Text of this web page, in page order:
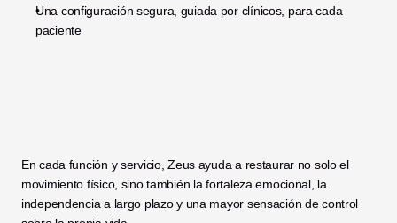
Una configuración segura, guiada por clínicos, para cada
paciente
En cada función y servicio, Zeus ayuda a restaurar no solo el
movimiento físico, sino también la fortaleza emocional, la
independencia a largo plazo y una mayor sensación de control